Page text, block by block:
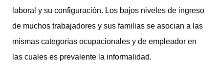
laboral y su configuración. Los bajos niveles de ingreso
de muchos trabajadores y sus familias se asocian a las
mismas categorías ocupacionales y de empleador en
las cuales es prevalente la informalidad.